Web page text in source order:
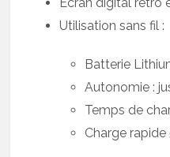
Utilisation sans fil :
Batterie
Autonomie :
Temps de
Charge rapide